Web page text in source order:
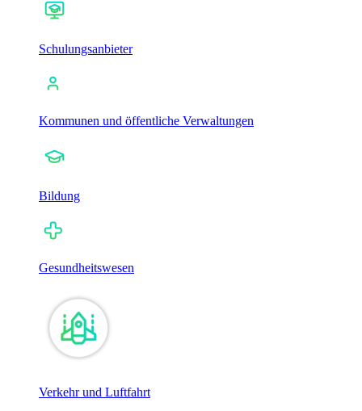
Schulungsanbieter
Kommunen und öffentliche Verwaltungen
Bildung
Gesundheitswesen
Verkehr und Luftfahrt